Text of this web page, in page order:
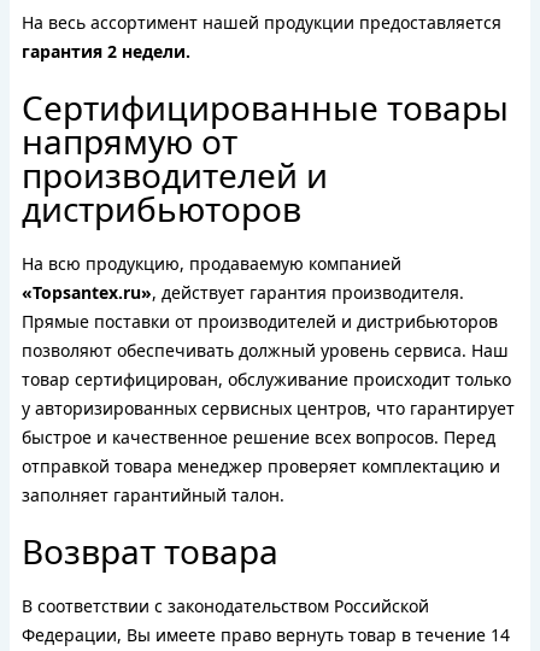
На весь ассортимент нашей продукции предоставляется
гарантия 2 недели.
Сертифицированные товары
напрямую от
производителей и
дистрибьюторов
На всю продукцию, продаваемую компанией
«Topsantex.ru», действует гарантия производителя.
Прямые поставки от производителей и дистрибьюторов
позволяют обеспечивать должный уровень сервиса. Наш
товар сертифицирован, обслуживание происходит только
у авторизированных сервисных центров, что гарантирует
быстрое и качественное решение всех вопросов. Перед
отправкой товара менеджер проверяет комплектацию и
заполняет гарантийный талон.
Возврат товара
В соответствии с законодательством Российской
Федерации, Вы имеете право вернуть товар в течение 14